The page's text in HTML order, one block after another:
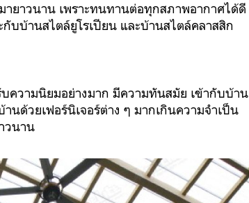
ยาวนาน เพราะทนทานต่อทุกสภาพอากาศได้ดี
บบ้านสไตล์ยูโรเปียน และบ้านสไตล์คลาสสิก
ความนิยมอย่างมาก มีความทันสมัย เข้ากับบ้าน
นด้วยเฟอร์นิเจอร์ต่าง ๆ มากเกินความจำเป็น
วนาน